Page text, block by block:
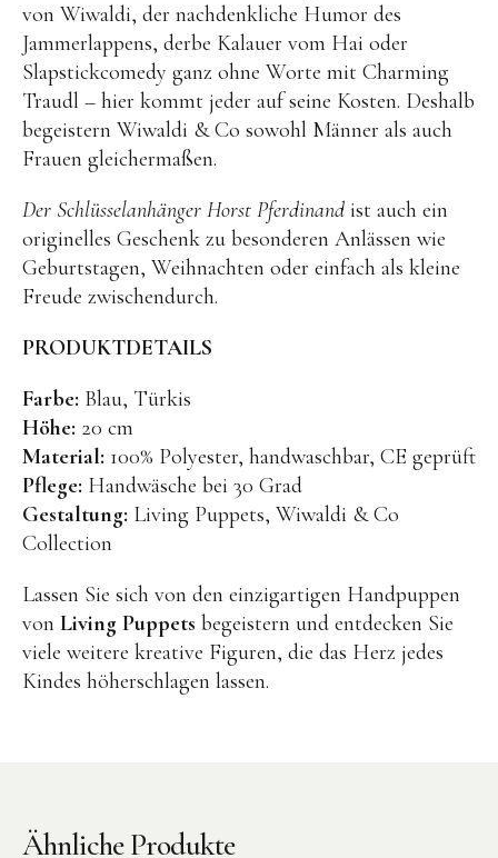
Orange toys
just dutch Kuscheltiere
HAPE Spielzeug
OYOY living Spielzeug
Wilesco Dampfmaschinen
Konges Sløjd Spielzeug
MIKANU Babyrasseln
Geschenke zur Geburt
Instagram
von Wiwaldi, der nachdenkliche Humor des
Jammerlappens, derbe Kalauer vom Hai oder
Slapstickcomedy ganz ohne Worte mit Charming
Traudl – hier kommt jeder auf seine Kosten. Deshalb
begeistern Wiwaldi & Co sowohl Männer als auch
Frauen gleichermaßen.
Der Schlüsselanhänger Horst Pferdinand ist auch ein
originelles Geschenk zu besonderen Anlässen wie
Geburtstagen, Weihnachten oder einfach als kleine
Freude zwischendurch.
PRODUKTDETAILS
Farbe: Blau, Türkis
Höhe: 20 cm
Material: 100% Polyester, handwaschbar, CE geprüft
Pflege: Handwäsche bei 30 Grad
Gestaltung: Living Puppets, Wiwaldi & Co
Collection
Lassen Sie sich von den einzigartigen Handpuppen
von Living Puppets begeistern und entdecken Sie
viele weitere kreative Figuren, die das Herz jedes
Kindes höherschlagen lassen.
Ähnliche Produkte